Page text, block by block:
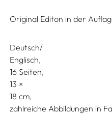
Original Editon in der
Deutsch/
Englisch
16 Seiten,
13
18
zahlreiche Abbildungen in